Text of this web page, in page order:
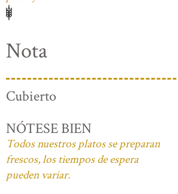
Nota
Cubierto
NÓTESE BIEN
Todos nuestros platos se preparan
frescos, los tiempos de espera
pueden variar.